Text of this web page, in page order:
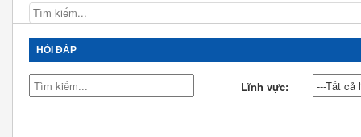
HỎI ĐÁP
Lĩnh vực: